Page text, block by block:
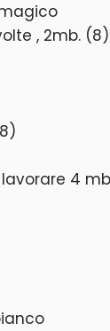
, 2mb. (8)
4